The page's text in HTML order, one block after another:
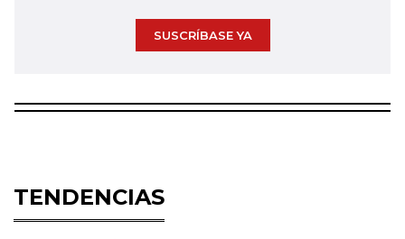
SUSCRÍBASE YA
TENDENCIAS